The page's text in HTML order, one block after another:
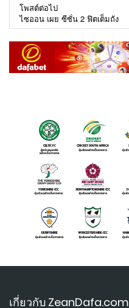
โพสต์ต่อไป
ไซออน เผย ซีซั่น 2 ฟิตเต็มถัง
เกี่ยวกับ ZeanDafa.com